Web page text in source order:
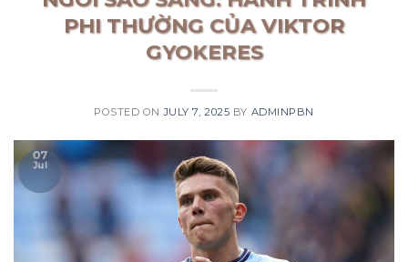
PHI THƯỜNG CỦA VIKTOR
GYOKERES
POSTED ONJULY 7, 2025 BY ADMINPBN
07
Jul